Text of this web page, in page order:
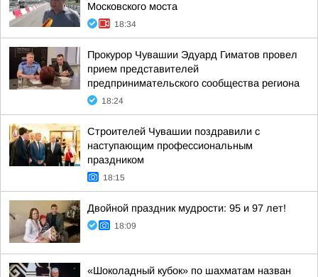
Московского моста
18:34
Прокурор Чувашии Эдуард Гиматов провел
прием представителей
предпринимательского сообщества региона
18:24
Строителей Чувашии поздравили с
наступающим профессиональным
праздником
18:15
Двойной праздник мудрости: 95 и 97 лет!
18:09
«Шоколадный кубок» по шахматам назван